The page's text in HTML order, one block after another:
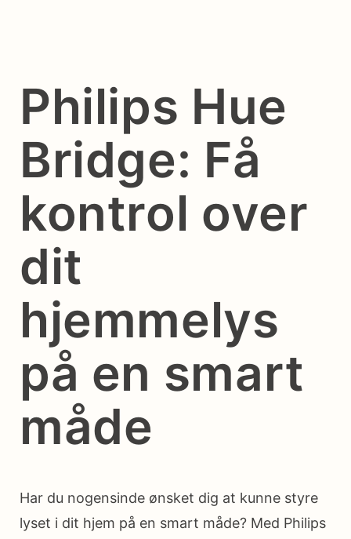
Philips Hue
Bridge: Få
kontrol over
dit
hjemmelys
på en smart
måde
Har du nogensinde ønsket dig at kunne styre
lyset i dit hjem på en smart måde? Med Philips